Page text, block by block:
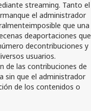
streaming. Tanto el
el administrador
que una
deaportaciones que
decontribuciones y
usuarios.
de las contribuciones de
sin que el administrador
de los contenidos o